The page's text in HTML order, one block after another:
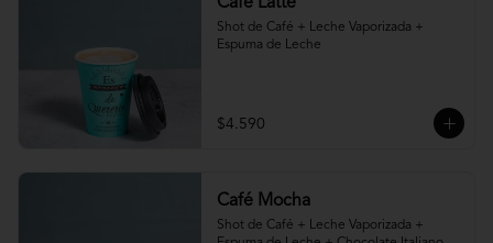
Shot de Café + Leche Vaporizada +
Espuma de Leche
$4.590
Café Mocha
Shot de Café + Leche Vaporizada +